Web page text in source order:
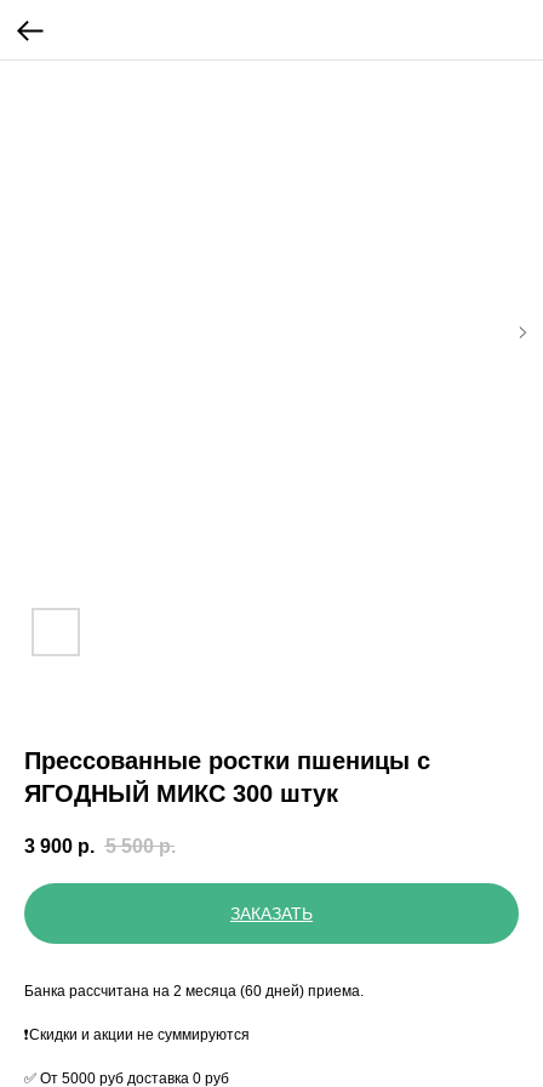
Прессованные ростки пшеницы с
ЯГОДНЫЙ МИКС 300 штук
3 900 р. 5 500 р.
ЗАКАЗАТЬ
Банка рассчитана на 2 месяца (60 дней) приема.
❗️Скидки и акции не суммируются
✅ От 5000 руб доставка 0 руб